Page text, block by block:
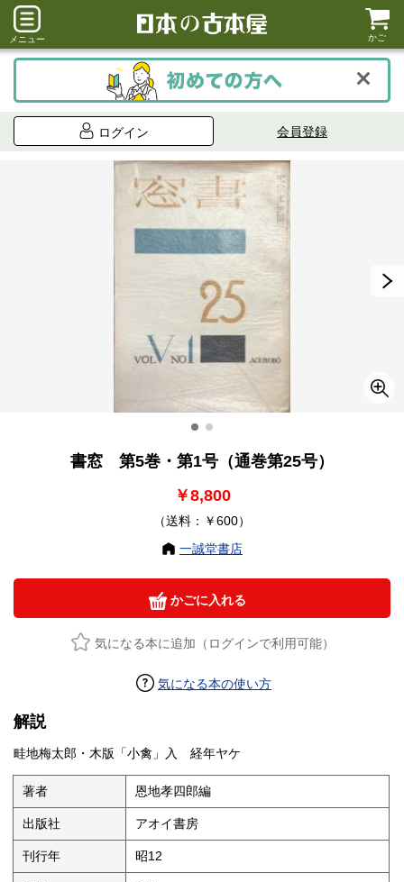
メニュー かご
ログイン 会員登録
書窓 第5巻・第1号（通巻第25号）
￥8,800
（送料：￥600）
一誠堂書店
かごに入れる
気になる本に追加（ログインで利用可能）
気になる本の使い方
解説
畦地梅太郎・木版「小禽」入 経年ヤケ
著者 恩地孝四郎編
出版社 アオイ書房
刊行年 昭12